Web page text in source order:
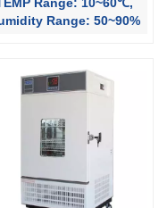
Range: 10~60℃,
Range: 50~90%